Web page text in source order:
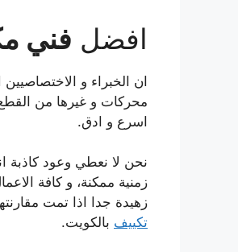
افضل فني
ان الخبراء و
محركات و غيرها من
اسرع و ادق.
نحن لا نعطي وعود كاذبة
زمنية ممكنة، و كافة
زهيدة جدا اذا تمت
تكييف بالكويت.